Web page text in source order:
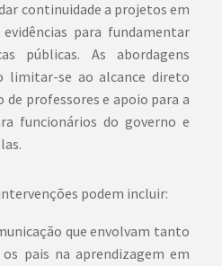
continuidade a projetos em
para fundamentar
públicas. As abordagens
limitar-se ao alcance direto
professores e apoio para a
funcionários do governo e
podem incluir:
que envolvam tanto
pais na aprendizagem em